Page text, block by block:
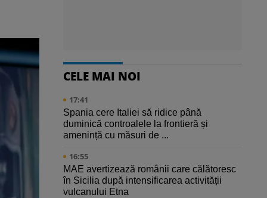
CELE MAI NOI
17:41
Spania cere Italiei să ridice până
duminică controalele la frontieră și
amenință cu măsuri de ...
16:55
MAE avertizează românii care călătoresc
în Sicilia după intensificarea activității
vulcanului Etna